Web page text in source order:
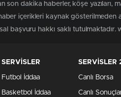
son dakika haberler, köşe
içerikleri kaynak gösterilmeden
başvuru hakkı saklı
SERVİSLER
Futbol İddaa
Basketbol İddaa
SERVİSLER
Canlı Borsa
Canlı